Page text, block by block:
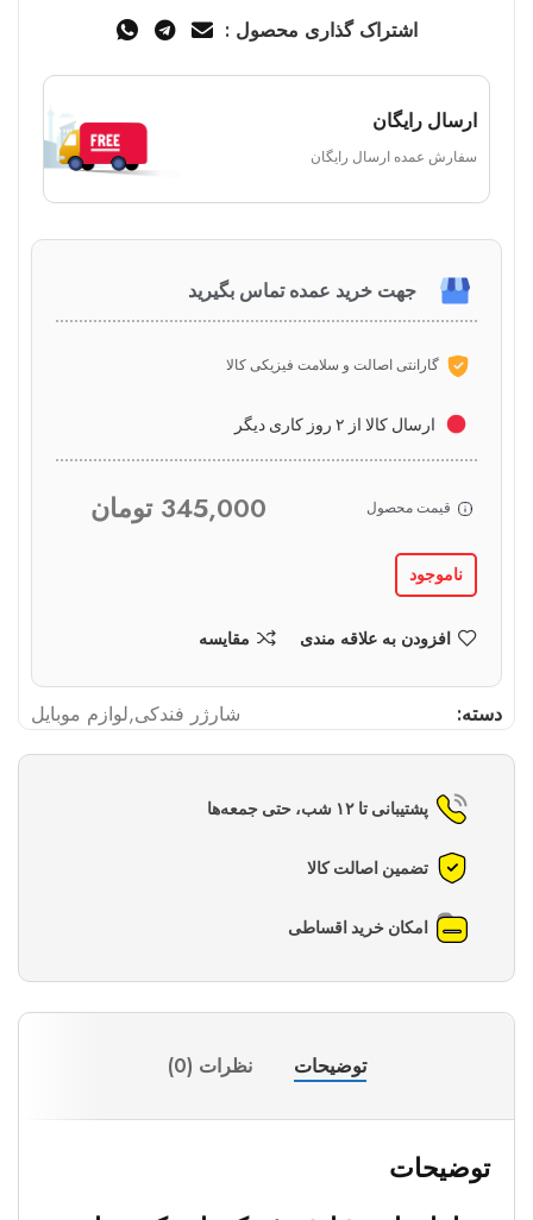
اشتراک گذاری محصول :
ارسال رایگان
سفارش عمده ارسال رایگان
جهت خرید عمده تماس بگیرید
گارانتی اصالت و سلامت فیزیکی کالا
ارسال کالا از ۲ روز کاری دیگر
قیمت محصول 345,000 تومان
ناموجود
افزودن به علاقه مندی مقایسه
دسته: شارژر فندکی,لوازم موبایل
پشتیبانی تا ۱۲ شب، حتی جمعه‌ها
تضمین اصالت کالا
امکان خرید اقساطی
توضیحات نظرات (0)
توضیحات